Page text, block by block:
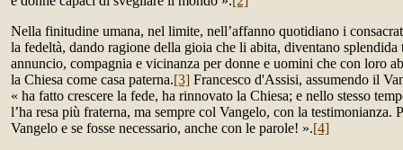
Nella finitudine umana, nel limite, nell’affanno quotidiano i
la fedeltà, dando ragione della gioia che li abita, diventano splendida
annuncio, compagnia e vicinanza per donne e uomini che con loro
la Chiesa come casa paterna.[3] Francesco d'Assisi, assumendo il
« ha fatto crescere la fede, ha rinnovato la Chiesa; e nello stesso
l’ha resa più fraterna, ma sempre col Vangelo, con la testimonianza.
Vangelo e se fosse necessario, anche con le parole! ».[4]